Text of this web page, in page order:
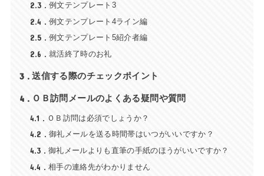
2.3 例文テンプレート3
2.4 例文テンプレート4ライン編
2.5 例文テンプレート5紹介者編
2.6 就活終了時のお礼
3 送信する際のチェックポイント
4 ＯＢ訪問メールのよくある疑問や質問
4.1 ＯＢ訪問は必須でしょうか？
4.2 御礼メールを送る時間帯はいつがいいですか？
4.3 御礼メールよりも直筆の手紙のほうがいいですか？
4.4 相手の連絡先がわかりません